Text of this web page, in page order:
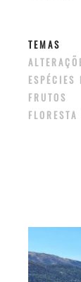
TEMAS
FRUTOS